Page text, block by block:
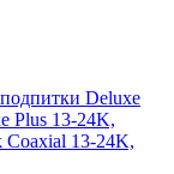
Deluxe
Plus 13-24K,
Coaxial 13-24K,